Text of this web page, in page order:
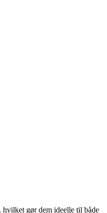
hvilket gør dem ideelle til både